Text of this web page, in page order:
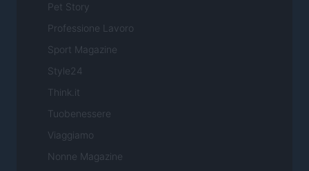
Pet Story
Professione Lavoro
Sport Magazine
Style24
Think.it
Tuobenessere
Viaggiamo
Nonne Magazine